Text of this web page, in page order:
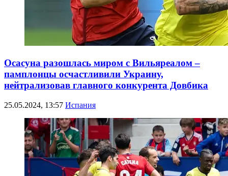
Осасуна разошлась миром с Вильяреалом –
памплонцы осчастливили Украину,
нейтрализовав главного конкурента Довбика
25.05.2024, 13:57 Испания